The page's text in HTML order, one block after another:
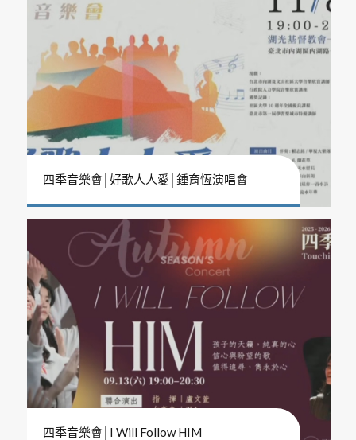
四季音樂會│好歌人人愛│鍾育恆演唱會
四季音樂會│I Will Follow HIM